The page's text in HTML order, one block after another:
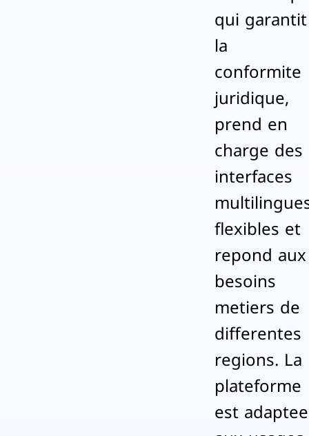
qui garantit
la
conformite
juridique,
prend en
charge des
interfaces
flexibles et
repond aux
besoins
metiers de
differentes
regions. La
plateforme
est adaptee